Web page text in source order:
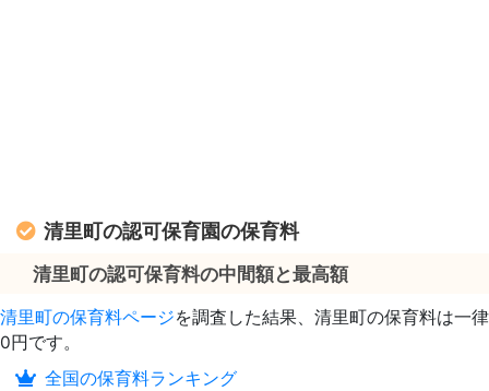
清里町の認可保育園の保育料
清里町の認可保育料の中間額と最高額
清里町の保育料ページを調査した結果、清里町の保育料は一律
0円です。
全国の保育料ランキング